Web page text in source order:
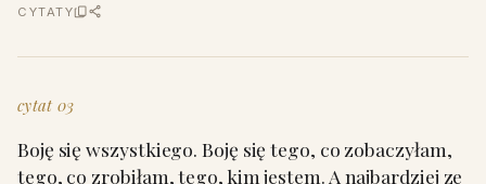
CYTATY
cytat 03
Boję się wszystkiego. Boję się tego, co zobaczyłam,
tego, co zrobiłam, tego, kim jestem. A najbardziej ze